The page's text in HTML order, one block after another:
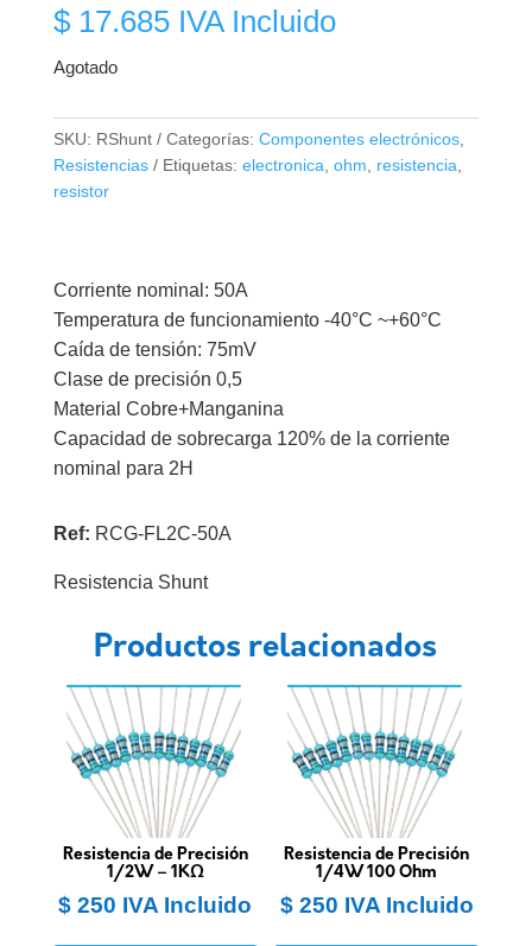
$17.685 IVA Incluido
Agotado
SKU: RShunt Categorías: Componentes electrónicos,
Resistencias
Etiquetas: electronica ohm resistencia
resistor
Corriente nominal: 50A
Temperatura de funcionamiento -40°C ~+60°C
Caída de tensión: 75mV
Clase de precisión 0,5
Material Cobre+Manganina
Capacidad de sobrecarga 120% de la corriente
nominal para 2H
Ref: RCG-FL2C-50A
Resistencia Shunt
Productos relacionados
Resistencia de Precisión
1/2W – 1KΩ
$ 250 IVA Incluido
Resistencia de Precisión
1/4W 100 Ohm
$250 IVA Incluido